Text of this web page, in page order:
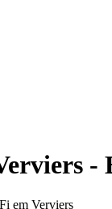
-
em Verviers